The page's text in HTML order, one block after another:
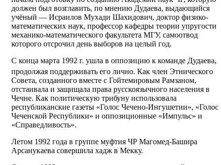
должен был возглавить, по мнению Дудаева, выдающийся
учёный — Исраилов Мухади Шахидович, доктор физико-
математических наук, профессор кафедры теории упругости
механико-математического факультета МГУ, самоотвод
которого отсрочил день выборов на целый год.
С конца марта 1992 г. ушла в оппозицию к команде Дудаева,
продолжая поддерживать его лично. Как член Этнического
Совета, созданного вместе с Гойтемировым Рамзаном,
отстаивала и защищала права русскоязычного населения в
Чечне. Как политическую трибуну использовала
республиканские газеты «Голос Чечено-Ингушетии», «Голос
Чеченской Республики» и оппозиционные «Импульс» и
«Справедливость».
Летом 1992 года в группе муфтия ЧР Магомед-Башира
Арсанукаева совершила хадж в Мекку.